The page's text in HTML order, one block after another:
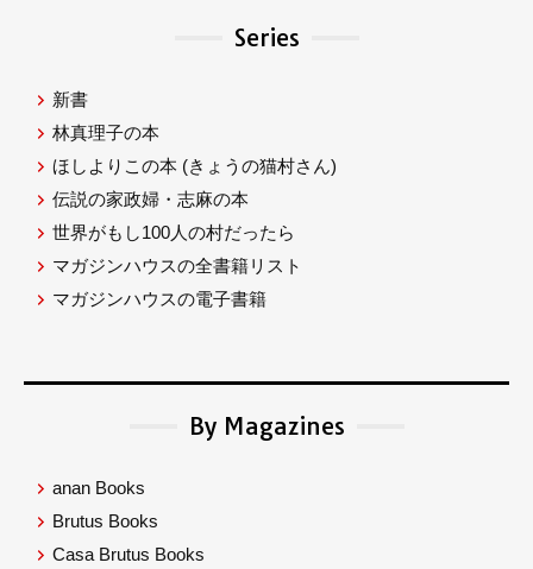
Series
新書
林真理子の本
ほしよりこの本 (きょうの猫村さん)
伝説の家政婦・志麻の本
世界がもし100人の村だったら
マガジンハウスの全書籍リスト
マガジンハウスの電子書籍
By Magazines
anan Books
Brutus Books
Casa Brutus Books